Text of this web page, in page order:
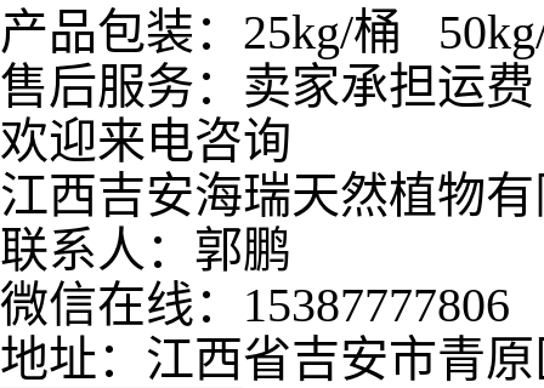
产品包装：25kg/桶
售后服务：卖家承担运
欢迎来电咨询
江西吉安海瑞天然植物
联系人：郭鹏
微信在线：15387777806
地址：江西省吉安市青